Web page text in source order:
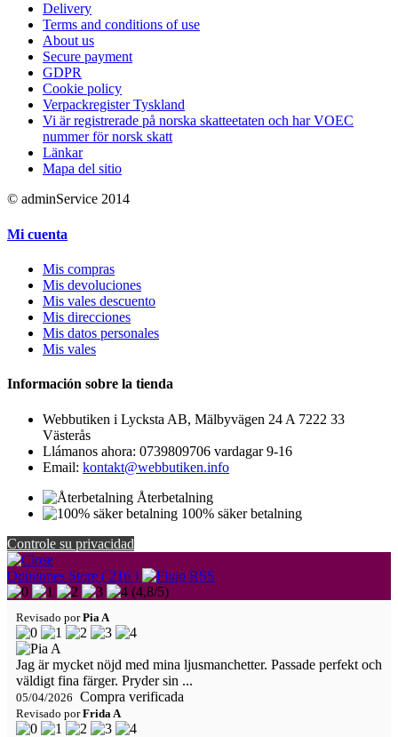
Delivery
Terms and conditions of use
About us
Secure payment
GDPR
Cookie policy
Verpackregister Tyskland
Vi är registrerade på norska skatteetaten och har VOEC
nummer för norsk skatt
Länkar
Mapa del sitio
© adminService 2014
Mi cuenta
Mis compras
Mis devoluciones
Mis vales descuento
Mis direcciones
Mis datos personales
Mis vales
Información sobre la tienda
Webbutiken i Lycksta AB, Mälbyvägen 24 A 7222 33
Västerås
Llámanos ahora: 0739809706 vardagar 9-16
Email: kontakt@webbutiken.info
Återbetalning
100% säker betalning
Controle su privacidad
Opiniones Store ( 216 )
(4,8/5)
Revisado porPia A
Jag är mycket nöjd med mina ljusmanchetter. Passade perfekt och
väldigt fina färger. Pryder sin ...
05/04/2026 Compra verificada
Revisado porFrida A